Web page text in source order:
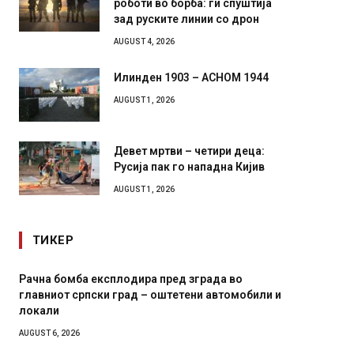
зад руските линии со дрон
AUGUST 4, 2026
Илинден 1903 – АСНОМ 1944
AUGUST 1, 2026
Девет мртви – четири деца:
Русија пак го нападна Кијив
AUGUST 1, 2026
ТИКЕР
експлодира пред зграда во
град – оштетени автомобили и
И Данска се
11-месечна воена